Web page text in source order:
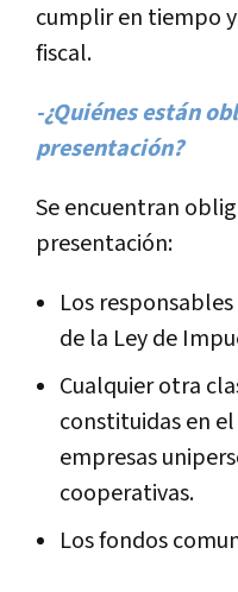
cumplir en tiempo
fiscal.
-¿Quiénes están
presentación?
Se encuentran
presentación:
Los
de la Ley de
Cualquier otra
constituidas en
empresas
cooperativas.
Los fondos